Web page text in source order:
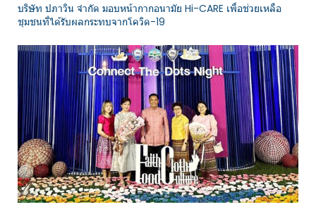
บริษัท ปภาวิน จำกัด มอบหน้ากากอนามัย Hi-CARE เพื่อช่วยเหลือ
ชุมชนที่ได้รับผลกระทบจากโควิด-19